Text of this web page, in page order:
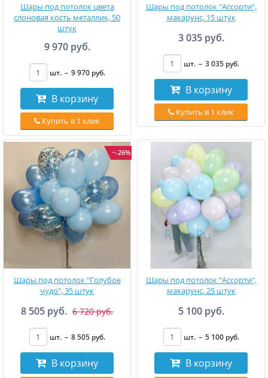
Шары под потолок цвета
слоновая кость металлик, 50
штук
9 970 руб.
шт. – 9 970 руб.
В корзину
Купить в 1 клик
Шары под потолок "Ассорти",
макарунс, 15 штук
3 035 руб.
шт. – 3 035 руб.
В корзину
Купить в 1 клик
−-26%
Шары под потолок "Голубое
чудо", 35 штук
8 505 руб. 6 720 руб.
шт. – 8 505 руб.
В корзину
Шары под потолок "Ассорти",
макарунс, 25 штук
5 100 руб.
шт. – 5 100 руб.
В корзину